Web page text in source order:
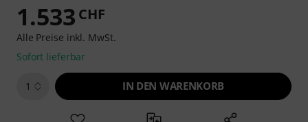
1.533 CHF
Alle Preise inkl. MwSt.
Sofort lieferbar
1 IN DEN WARENKORB